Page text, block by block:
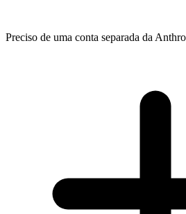
Preciso de uma conta separada da